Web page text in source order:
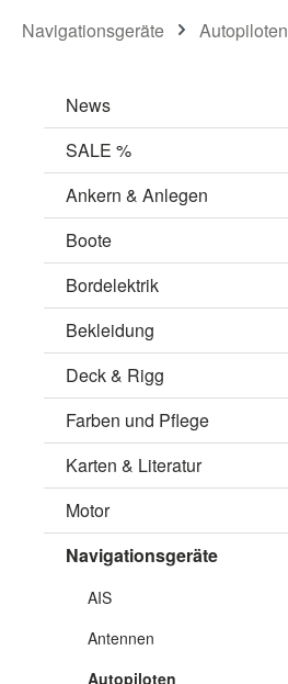
Navigationsgeräte Autopiloten
News
SALE %
Ankern & Anlegen
Boote
Bordelektrik
Bekleidung
Deck & Rigg
Farben und Pflege
Karten & Literatur
Motor
Navigationsgeräte
AIS
Antennen
Autopiloten